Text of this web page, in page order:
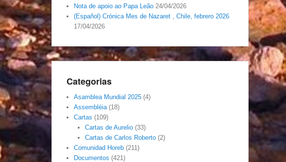
Nota de apoio ao Papa Leão 24/04/2026
(Español) Crónica Mes de Nazaret , Chile, febrero 2026
17/04/2026
Categorias
Asamblea Mundial 2025 (4)
Assembléia(18)
Cartas (109)
Cartas de Aurelio(33)
Cartas de Carlos Roberto(2)
Comunidad Horeb (211)
Documentos (421)